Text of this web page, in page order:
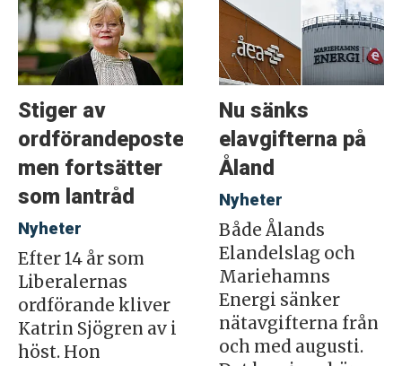
Stiger av
ordförandeposten
men fortsätter
som lantråd
Nyheter
Efter 14 år som
Liberalernas
ordförande kliver
Katrin Sjögren av i
höst. Hon
Nu sänks
elavgifterna på
Åland
Nyheter
Både Ålands
Elandelslag och
Mariehamns
Energi sänker
nätavgifterna från
och med augusti.